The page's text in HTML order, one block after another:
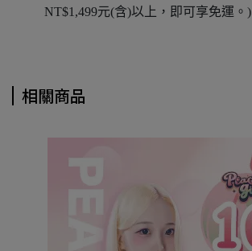
NT$1,499元(含)以上，即可享免運。)
相關商品